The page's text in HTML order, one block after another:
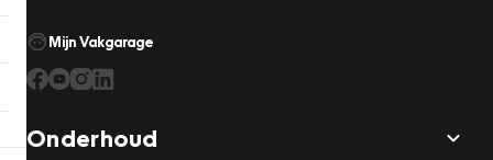
Mijn Vakgarage
Onderhoud